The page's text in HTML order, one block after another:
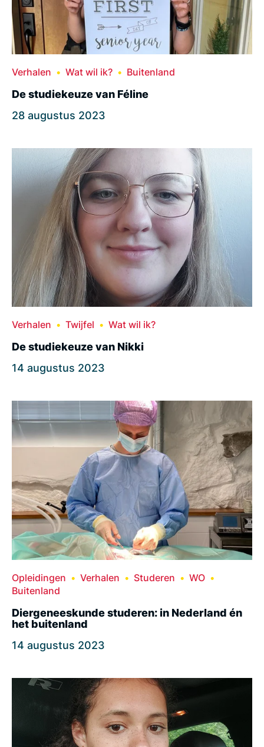
Verhalen Wat wil ik? Buitenland
De studiekeuze van Féline
28 augustus 2023
Verhalen Twijfel Wat wil ik?
De studiekeuze van Nikki
14 augustus 2023
Opleidingen Verhalen Studeren
WO
Buitenland
Diergeneeskunde studeren: in Nederland én
het buitenland
14 augustus 2023